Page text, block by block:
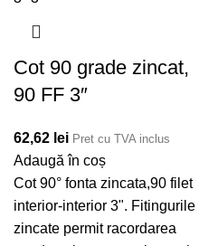
Cot 90 grade zincat,
90 FF 3″
62,62 lei Pret cu TVA inclus
Adaugă în coș
Cot 90° fonta zincata,90 filet
interior-interior 3". Fitingurile
zincate permit racordarea